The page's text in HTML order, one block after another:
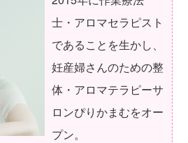
士・アロマセラピスト
であることを生かし、
妊産婦さんのための整
体・アロマテラピーサ
ロンぴりかまむをオー
プン。